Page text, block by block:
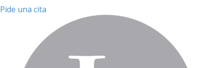
Pide una cita